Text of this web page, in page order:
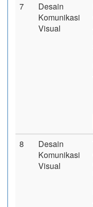
7
Desain
Komunikasi
Visual
8
Desain
Komunikasi
Visual